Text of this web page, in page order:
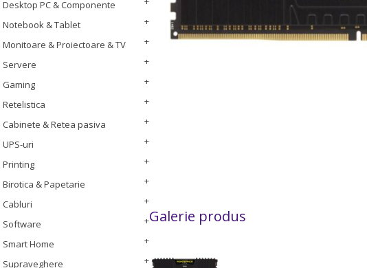
Desktop PC & Componente
Notebook & Tablet
Monitoare & Proiectoare & TV
Servere
Gaming
Retelistica
Cabinete & Retea pasiva
UPS-uri
Printing
Birotica & Papetarie
Cabluri
Software
Smart Home
Supraveghere
Galerie produs